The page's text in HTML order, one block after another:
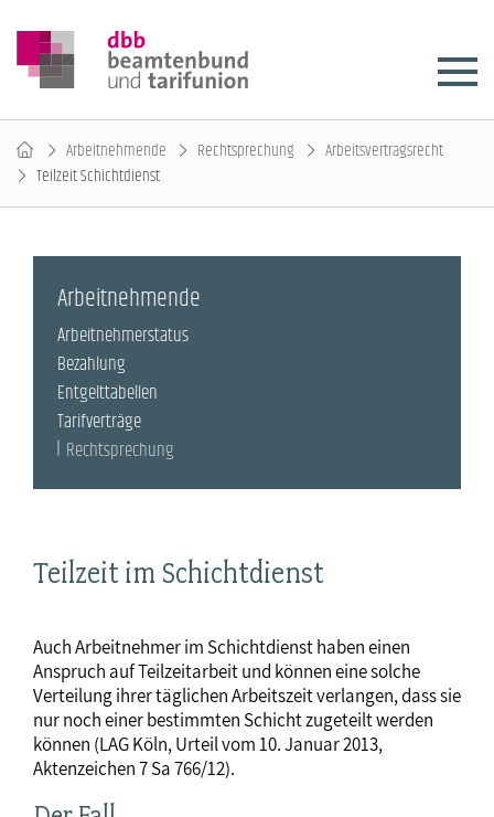
Arbeitnehmende Rechtsprechung
Arbeitsvertragsrecht
Teilzeit Schichtdienst
Teilzeit im Schichtdienst
Auch Arbeitnehmer im Schichtdienst haben einen
Anspruch auf Teilzeitarbeit und können eine solche
Verteilung ihrer täglichen Arbeitszeit verlangen, dass sie
nur noch einer bestimmten Schicht zugeteilt werden
können (LAG Köln, Urteil vom 10. Januar 2013,
Aktenzeichen 7 Sa 766/12).
Arbeitnehmende
Arbeitnehmerstatus
Bezahlung
Entgelttabellen
Tarifverträge
Rechtsprechung